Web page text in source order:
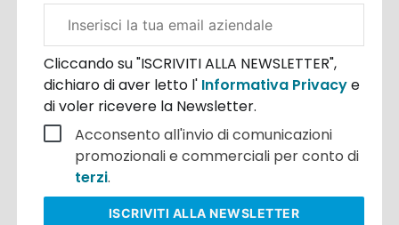
aziendale
Cliccando su "ISCRIVITI ALLA NEWSLETTER",
dichiaro di aver letto l' Informativa Privacye
di voler ricevere la Newsletter.
Acconsento all'invio di comunicazioni
promozionali e commerciali per conto di
terzi.
ISCRIVITI ALLA NEWSLETTER